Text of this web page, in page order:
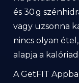
és 30 g
vagy uzsonna
nincs olyan
alapja a
A GetFIT